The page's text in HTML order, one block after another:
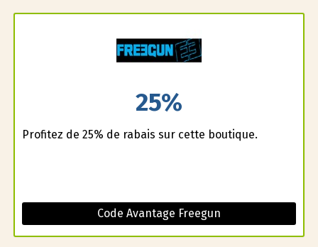
25%
Profitez de 25% de rabais sur cette boutique.
Code Avantage Freegun